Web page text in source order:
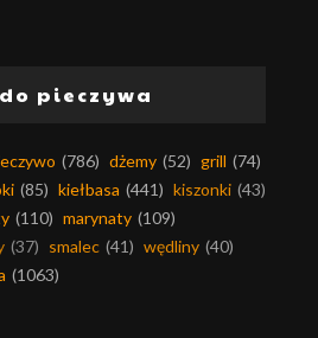
do pieczywa
(786) dżemy (52) grill (74)
(85) kiełbasa (441) kiszonki (43)
(110) marynaty (109)
(37) smalec (41) wędliny (40)
(1063)